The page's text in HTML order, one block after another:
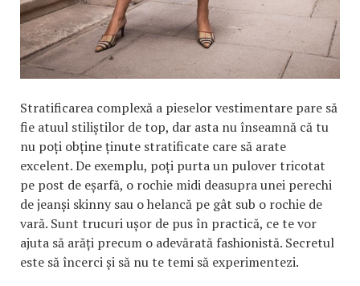
Stratificarea complexă a pieselor vestimentare pare să
fie atuul stiliștilor de top, dar asta nu înseamnă că tu
nu poți obține ținute stratificate care să arate
excelent. De exemplu, poți purta un pulover tricotat
pe post de eșarfă, o rochie midi deasupra unei perechi
de jeanși skinny sau o helancă pe gât sub o rochie de
vară. Sunt trucuri ușor de pus în practică, ce te vor
ajuta să arăți precum o adevărată fashionistă. Secretul
este să încerci și să nu te temi să experimentezi.